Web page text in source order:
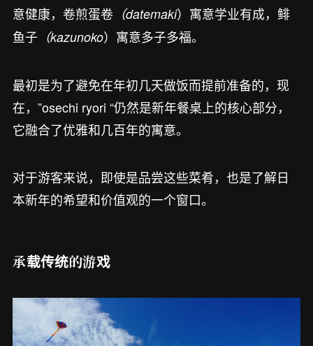
意健康，卷煎蛋卷（datemaki）寓意学业有成，鲱
鱼子 （kazunoko）寓意多子多福。
最初是为了避免在年初几天做饭而提前准备的，现
在，”osechi ryori “仍然是新年餐桌上的核心部分，
它融合了优雅和几百年的寓意。
对于游客来说，即使是品尝这些菜肴，也是了解日
本新年的希望和价值观的一个窗口。
承载传统的游戏